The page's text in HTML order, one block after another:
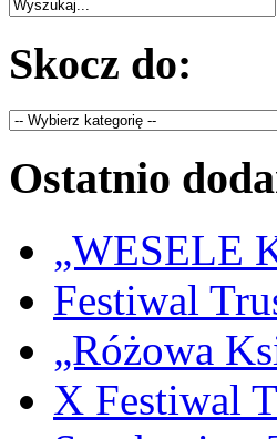
Skocz do:
Ostatnio
„WESELE
Festiwal
„Różowa
X Festiwal